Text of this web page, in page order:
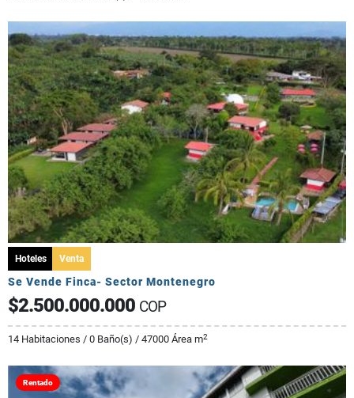
Hoteles Venta
Se Vende Finca- Sector Montenegro
$2.500.000.000 COP
14 Habitaciones / 0 Baño(s) / 47000 Área m2
Rentado